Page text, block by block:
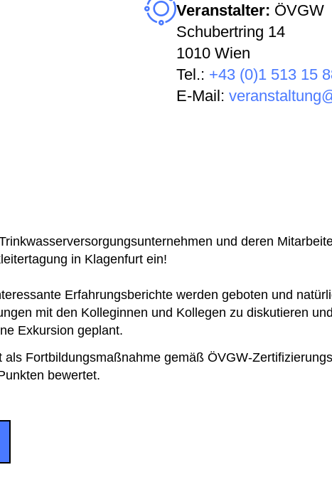
Veranstalter: ÖVGW
Schubertring 14
1010 Wien
Tel.: +43 (0)1 513 15
E-Mail:
und deren
in Klagenfurt ein!
Erfahrungsberichte werden geboten und
mit den Kolleginnen und Kollegen zu diskutieren
Exkursion geplant.
Fortbildungsmaßnahme gemäß ÖVGW-
bewertet.